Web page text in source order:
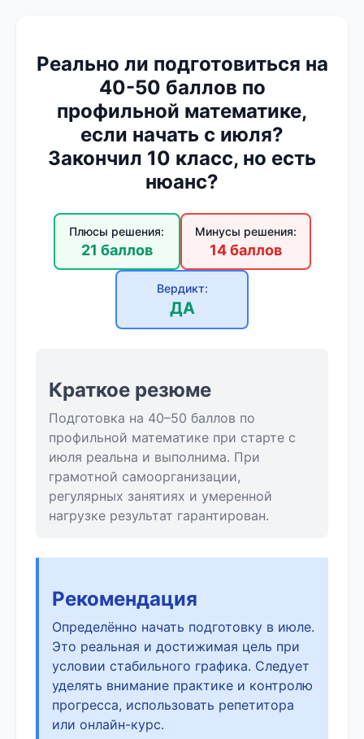
Реально ли подготовиться на
40-50 баллов по
профильной математике,
если начать с июля?
Закончил 10 класс, но есть
нюанс?
Плюсы решения:
21 баллов
Минусы решения:
14 баллов
Вердикт:
ДА
Краткое резюме
Подготовка на 40–50 баллов по
профильной математике при старте с
июля реальна и выполнима. При
грамотной самоорганизации,
регулярных занятиях и умеренной
нагрузке результат гарантирован.
Рекомендация
Определённо начать подготовку в июле.
Это реальная и достижимая цель при
условии стабильного графика. Следует
уделять внимание практике и контролю
прогресса, использовать репетитора
или онлайн-курс.